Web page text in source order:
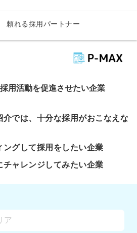
頼れる採用パートナー
用活動を促進させたい企業
介では、十分な採用がおこなえな
ングして採用をしたい企業
チャレンジしてみたい企業